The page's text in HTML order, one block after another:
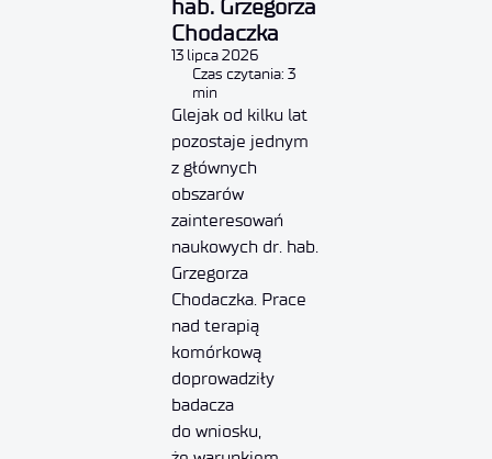
hab. Grzegorza
Chodaczka
13 lipca 2026
Czas czytania: 3
min
Glejak od kilku lat
pozostaje jednym
z głównych
obszarów
zainteresowań
naukowych dr. hab.
Grzegorza
Chodaczka. Prace
nad terapią
komórkową
doprowadziły
badacza
do wniosku,